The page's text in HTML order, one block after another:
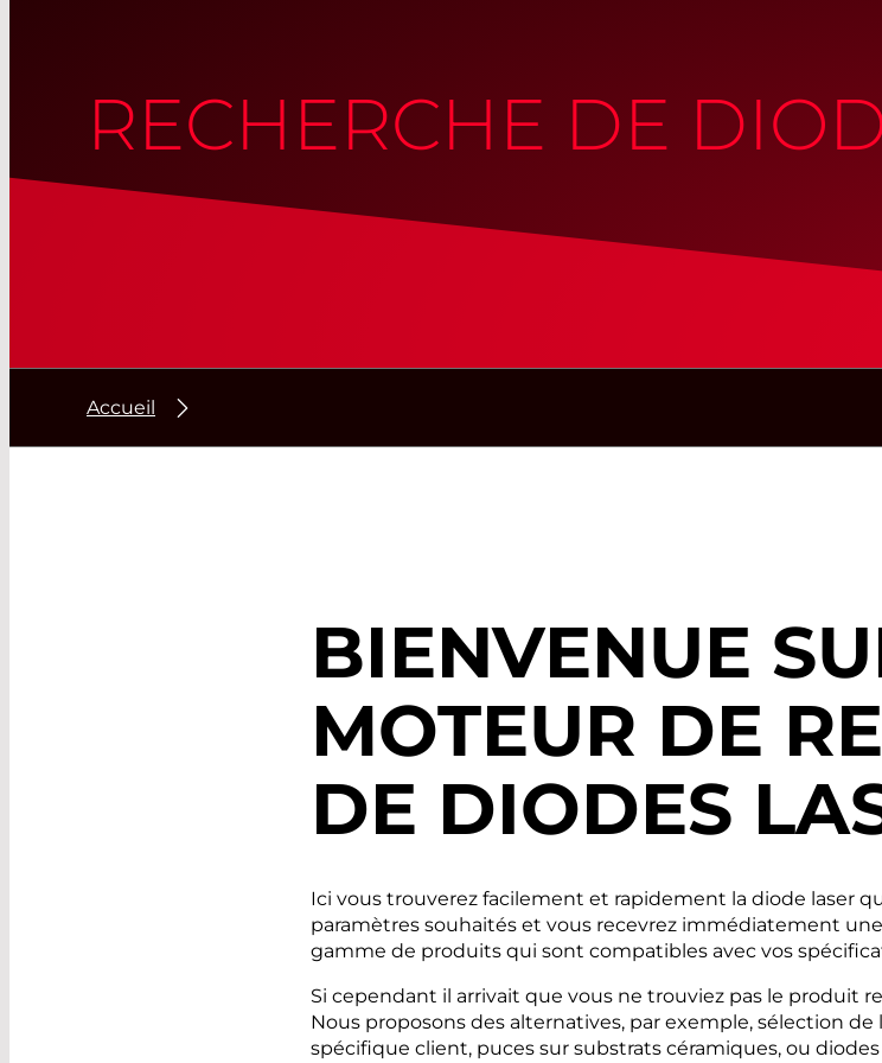
RECHERCHE DE
Accueil
BIENVENUE
MOTEUR DE
DE DIODES
Ici vous trouverez facilement et rapidement la diode laser
paramètres souhaités et vous recevrez immédiatement
gamme de produits qui sont compatibles avec vos
Si cependant il arrivait que vous ne trouviez pas le produit
Nous proposons des alternatives, par exemple, sélection
spécifique client, puces sur substrats céramiques, ou diodes